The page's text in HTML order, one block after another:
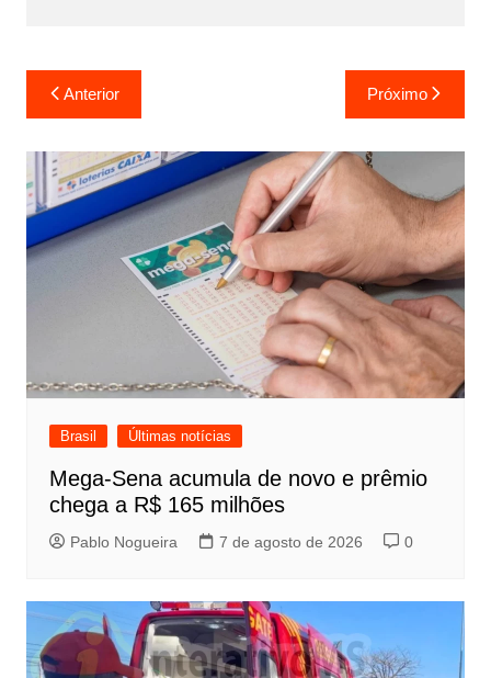
Navegação
de
Post
Anterior Próximo
Brasil Últimas notícias
Mega-Sena acumula de novo e prêmio
chega a R$ 165 milhões
Pablo Nogueira 7 de agosto de 2026 0